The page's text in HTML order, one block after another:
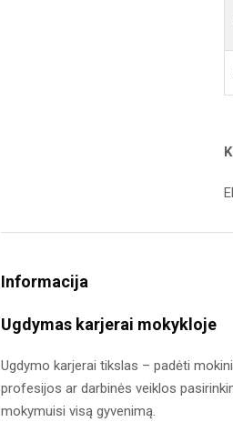
Informacija
Ugdymas karjerai mokykloje
Ugdymo karjerai tikslas – padėti
profesijos ar darbinės veiklos
mokymuisi visą gyvenimą.